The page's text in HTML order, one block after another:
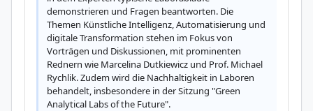
demonstrieren und Fragen beantworten. Die
Themen Künstliche Intelligenz, Automatisierung und
digitale Transformation stehen im Fokus von
Vorträgen und Diskussionen, mit prominenten
Rednern wie Marcelina Dutkiewicz und Prof. Michael
Rychlik. Zudem wird die Nachhaltigkeit in Laboren
behandelt, insbesondere in der Sitzung "Green
Analytical Labs of the Future".